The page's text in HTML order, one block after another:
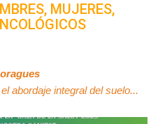
MUJERES,
abordaje integral del suelo...